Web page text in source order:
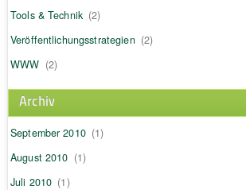
Tools & Technik (2)
Veröffentlichungsstrategien (2)
WWW (2)
Archiv
September 2010 (1)
August 2010 (1)
Juli 2010 (1)